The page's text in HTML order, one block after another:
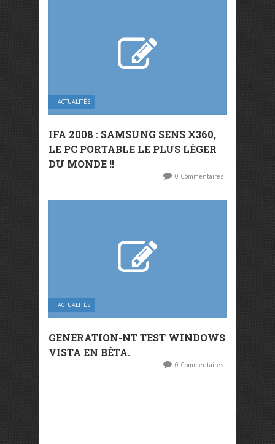
ACTUALITÉS
IFA 2008 : SAMSUNG SENS X360,
LE PC PORTABLE LE PLUS LÉGER
DU MONDE !!
0 Commentaires
ACTUALITÉS
GENERATION-NT TEST WINDOWS
VISTA EN BÊTA.
0 Commentaires